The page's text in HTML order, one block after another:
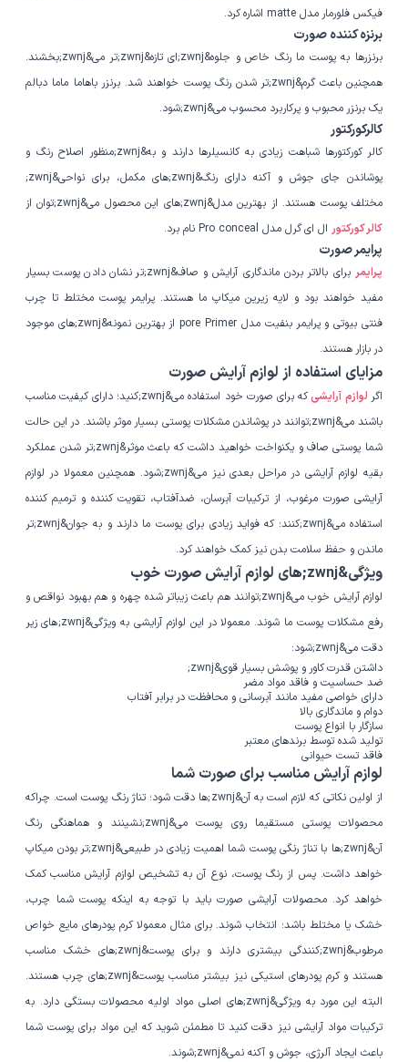
فیکس فلورمار مدل matte اشاره کرد.
برنزه کننده صورت
برنزرها به پوست ما رنگ خاص و جلوه&zwnj;ای تازه&zwnj;تر می&zwnj;بخشند.
همچنین باعث گرم&zwnj;تر شدن رنگ پوست خواهند شد. برنزر باهاما ماما دبالم
یک برنزر محبوب و پرکاربرد محسوب می&zwnj;شود.
کالرکورکتور
کالر کورکتورها شباهت زیادی به کانسیلرها دارند و به&zwnj;منظور اصلاح رنگ و
پوشاندن جای جوش و آکنه دارای رنگ&zwnj;های مکمل، برای نواحی&zwnj;
مختلف پوست هستند. از بهترین مدل&zwnj;های این محصول می&zwnj;توان از
کالر کورکتور ال ای گرل مدل Pro conceal نام برد.
پرایمر صورت
پرایمر
برای بالاتر بردن ماندگاری آرایش و صاف&zwnj;تر نشان دادن پوست بسیار
مفید خواهند بود و لایه زیرین میکاپ ما هستند. پرایمر پوست مختلط تا چرب
فنتی بیوتی و پرایمر بنفیت مدل pore Primer از بهترین نمونه&zwnj;های موجود
در بازار هستند.
مزایای استفاده از لوازم آرایش صورت
اگر لوازم آرایشی
که برای صورت خود استفاده می&zwnj;کنید؛ دارای کیفیت مناسب
باشند می&zwnj;توانند در پوشاندن مشکلات پوستی بسیار موثر باشند. در این حالت
شما پوستی صاف و یکنواخت خواهید داشت که باعث موثر&zwnj;تر شدن عملکرد
بقیه لوازم آرایشی در مراحل بعدی نیز می&zwnj;شود. همچنین معمولا در لوازم
آرایشی صورت مرغوب، از ترکیبات آبرسان، ضدآفتاب، تقویت کننده و ترمیم کننده
استفاده می&zwnj;کنند؛ که فواید زیادی برای پوست ما دارند و به جوان&zwnj;تر
ماندن و حفظ سلامت بدن نیز کمک خواهند کرد.
ویژگی&zwnj;های لوازم آرایش صورت خوب
لوازم آرایش خوب می&zwnj;توانند هم باعث زیباتر شده چهره و هم بهبود نواقص و
رفع مشکلات پوست ما شوند. معمولا در این لوازم آرایشی به ویژگی&zwnj;های زیر
دقت می&zwnj;شود:
داشتن قدرت کاور و پوشش بسیار قوی&zwnj;
ضد حساسیت و فاقد مواد مضر
دارای خواصی مفید مانند آبرسانی و محافظت در برابر آفتاب
دوام و ماندگاری بالا
سازگار با انواع پوست
تولید شده توسط برندهای معتبر
فاقد تست حیوانی
لوازم آرایش مناسب برای صورت شما
از اولین نکاتی که لازم است به آن&zwnj;ها دقت شود؛ تناژ رنگ پوست است. چراکه
محصولات پوستی مستقیما روی پوست می&zwnj;نشینند و هماهنگی رنگ
آن&zwnj;ها با تناژ رنگی پوست شما اهمیت زیادی در طبیعی&zwnj;تر بودن میکاپ
خواهد داشت. پس از رنگ پوست، نوع آن به تشخیص لوازم آرایش مناسب کمک
خواهد کرد. محصولات آرایشی صورت باید با توجه به اینکه پوست شما چرب،
خشک یا مختلط باشد؛ انتخاب شوند. برای مثال معمولا کرم پودرهای مایع خواص
مرطوب&zwnj;کنندگی بیشتری دارند و برای پوست&zwnj;های خشک مناسب
هستند و کرم پودرهای استیکی نیز بیشتر مناسب پوست&zwnj;های چرب هستند.
البته این مورد به ویژگی&zwnj;های اصلی مواد اولیه محصولات بستگی دارد. به
ترکیبات مواد آرایشی نیز دقت کنید تا مطمئن شوید که این مواد برای پوست شما
باعث ایجاد آلرژی، جوش و آکنه نمی&zwnj;شوند.